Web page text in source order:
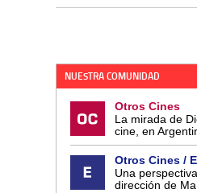
NUESTRA COMUNIDAD
Otros Cines
La mirada de
cine, en
Otros Cines /
Una
dirección de